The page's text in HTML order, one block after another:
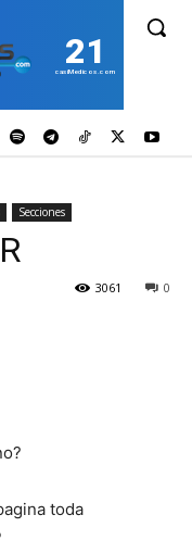
21
casiMedicos.com
Secciones
0
3061
toda